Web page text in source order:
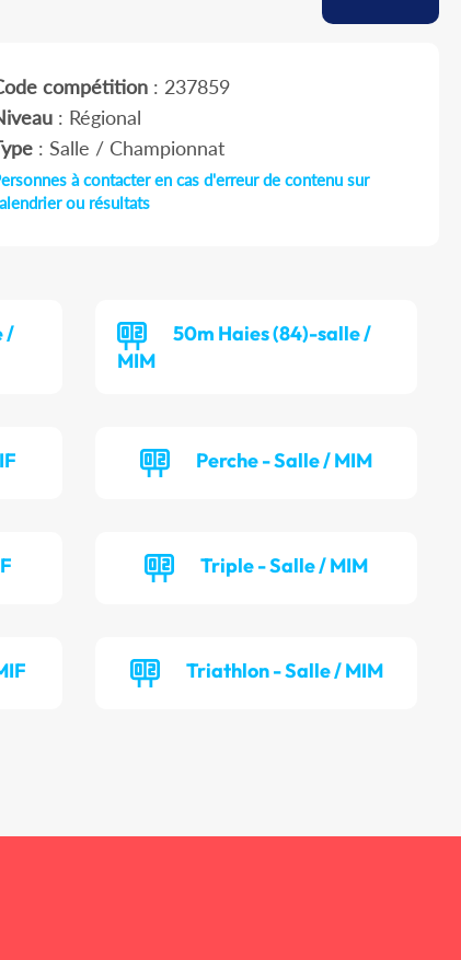
compétition: 237859
: Régional
: Salle / Championnat
à contacter en cas d'erreur de contenu sur
ou résultats
/
50m Haies (84)-salle /
MIM
Perche - Salle / MIM
Triple - Salle / MIM
Triathlon - Salle / MIM